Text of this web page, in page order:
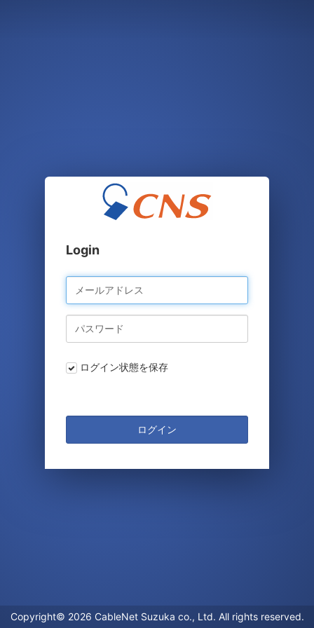
Login
ログイン状態を保存
ログイン
Copyright© 2026 CableNet Suzuka co., Ltd. All rights reserved.